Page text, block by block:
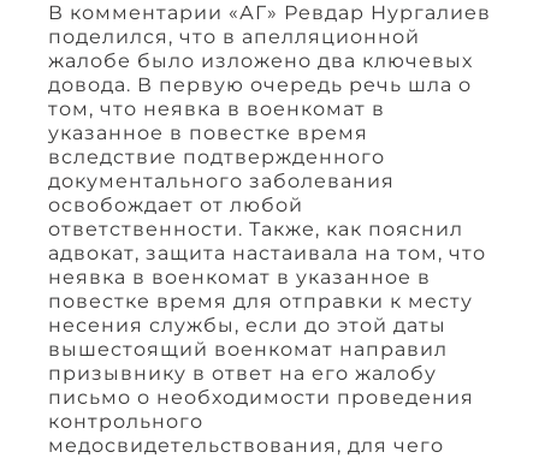
В комментарии «АГ» Ревдар Нургалиев
поделился, что в апелляционной
жалобе было изложено два ключевых
довода. В первую очередь речь шла о
том, что неявка в военкомат в
указанное в повестке время
вследствие подтвержденного
документального заболевания
освобождает от любой
ответственности. Также, как пояснил
адвокат, защита настаивала на том, что
неявка в военкомат в указанное в
повестке время для отправки к месту
несения службы, если до этой даты
вышестоящий военкомат направил
призывнику в ответ на его жалобу
письмо о необходимости проведения
контрольного
медосвидетельствования, для чего